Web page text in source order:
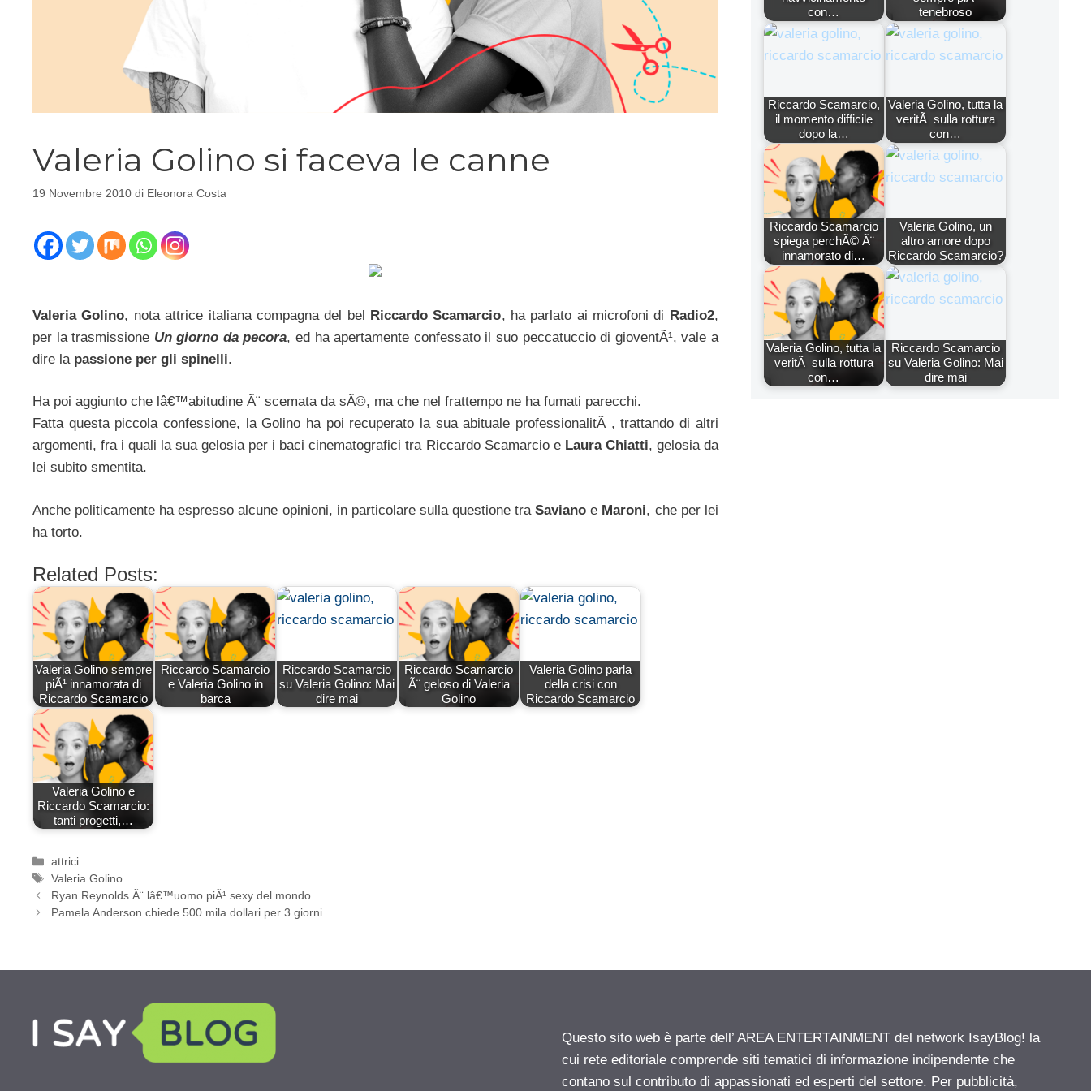
Valeria Golino si faceva le canne
19 Novembre 2010 di Eleonora Costa
Valeria Golino, nota attrice italiana compagna del bel Riccardo Scamarcio, ha parlato ai microfoni di Radio2,
per la trasmissione Un giorno da pecora, ed ha apertamente confessato il suo peccatuccio di gioventÃ¹, vale a
dire la passione per gli spinelli.
Ha poi aggiunto che lâ€™abitudine Ã¨ scemata da sÃ©, ma che nel frattempo ne ha fumati parecchi.
Fatta questa piccola confessione, la Golino ha poi recuperato la sua abituale professionalitÃ , trattando di altri
argomenti, fra i quali la sua gelosia per i baci cinematografici tra Riccardo Scamarcio e Laura Chiatti, gelosia da
lei subito smentita.
Anche politicamente ha espresso alcune opinioni, in particolare sulla questione traSaviano e Maroni, che per lei
ha torto.
Related Posts:
Valeria Golino sempre
piÃ¹ innamorata di
Riccardo Scamarcio
Riccardo Scamarcio
e Valeria Golino in
barca
Riccardo Scamarcio
su Valeria Golino: Mai
dire mai
Riccardo Scamarcio
Ã¨ geloso di Valeria
Golino
Valeria Golino parla
della crisi con
Riccardo Scamarcio
Valeria Golino e
Riccardo Scamarcio:
tanti progetti,…
Categorie
attrici
Tag
Valeria Golino
Ryan Reynolds Ã¨ lâ€™uomo piÃ¹ sexy del mondo
Pamela Anderson chiede 500 mila dollari per 3 giorni
con…
tenebroso
Riccardo Scamarcio,
il momento difficile
dopo la…
Valeria Golino, tutta la
veritÃ sulla rottura
con…
Riccardo Scamarcio
spiega perchÃ© Ã¨
innamorato di…
Valeria Golino, un
altro amore dopo
Riccardo Scamarcio?
Valeria Golino, tutta la
veritÃ sulla rottura
con…
Riccardo Scamarcio
su Valeria Golino: Mai
dire mai
Questo sito web è parte dell’ AREA ENTERTAINMENT del network IsayBlog! la
cui rete editoriale comprende siti tematici di informazione indipendente che
contano sul contributo di appassionati ed esperti del settore. Per pubblicità,